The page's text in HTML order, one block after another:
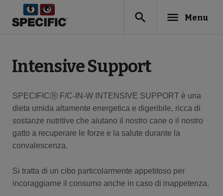
search menu Menu
Intensive Support
SPECIFICⓇ F/C-IN-W INTENSIVE SUPPORT è una
dieta umida altamente energetica e digeribile, ricca di
sostanze nutritive che aiutano il nostro cane o il nostro
gatto a recuperare le forze e la salute durante la
convalescenza.
Si tratta di un cibo particolarmente appetitoso per
incoraggiarne il consumo anche in caso di inappetenza.